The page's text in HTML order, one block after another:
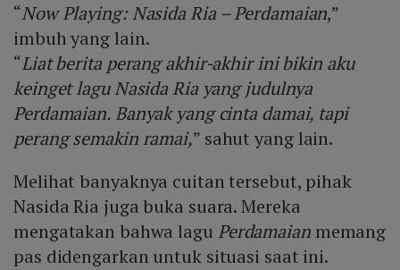
“Now Playing: Nasida Ria – Perdamaian,”
imbuh yang lain.
“Liat berita perang akhir-akhir ini bikin aku
keinget lagu Nasida Ria yang judulnya
Perdamaian. Banyak yang cinta damai, tapi
perang semakin ramai,” sahut yang lain.
Melihat banyaknya cuitan tersebut, pihak
Nasida Ria juga buka suara. Mereka
mengatakan bahwa lagu Perdamaianmemang
pas didengarkan untuk situasi saat ini.